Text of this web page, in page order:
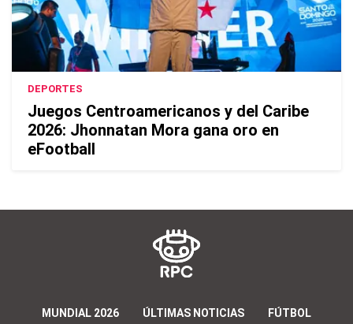
DEPORTES
Juegos Centroamericanos y del Caribe
2026: Jhonnatan Mora gana oro en
eFootball
MUNDIAL 2026 ÚLTIMAS NOTICIAS FÚTBOL